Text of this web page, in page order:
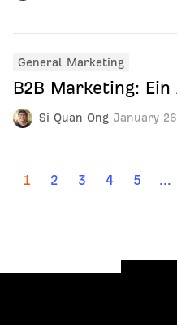
Si Quan Ong January
General Marketing
B2B Marketing:
1 2 3 4 5 ...